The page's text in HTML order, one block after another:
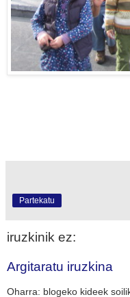
Partekatu
iruzkinik ez:
Argitaratu iruzkina
Oharra: blogeko kideek